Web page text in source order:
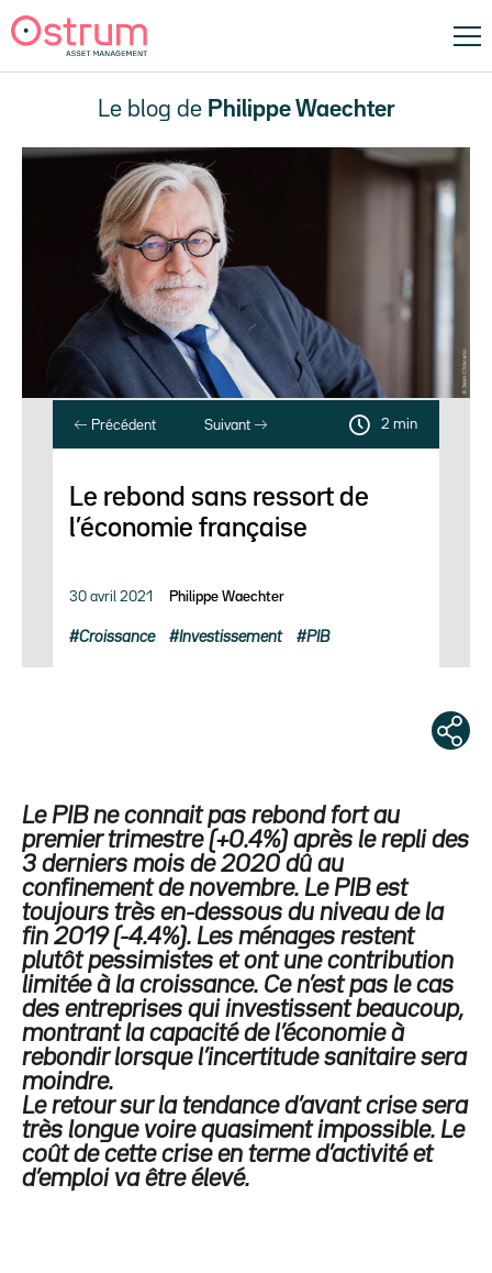
Le blog de Philippe Waechter
Précédent Suivant 2 min
Le rebond sans ressort de
l’économie française
30 avril 2021 Philippe Waechter
Croissance Investissement PIB
Le PIB ne connait pas rebond fort au
premier trimestre (+0.4%) après le repli des
3 derniers mois de 2020 dû au
confinement de novembre. Le PIB est
toujours très en-dessous du niveau de la
fin 2019 (-4.4%). Les ménages restent
plutôt pessimistes et ont une contribution
limitée à la croissance. Ce n’est pas le cas
des entreprises qui investissent beaucoup,
montrant la capacité de l’économie à
rebondir lorsque l’incertitude sanitaire sera
moindre.
Le retour sur la tendance d’avant crise sera
très longue voire quasiment impossible. Le
coût de cette crise en terme d’activité et
d’emploi va être élevé.